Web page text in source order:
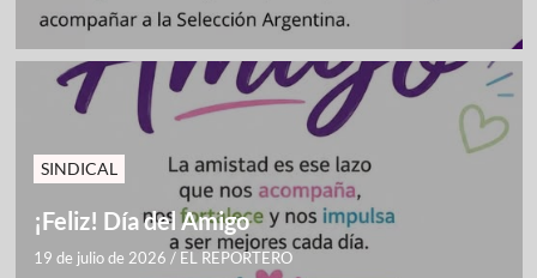
SINDICAL
¡Feliz! Día del Amigo
19 de julio de 2026 / EL REPORTERO